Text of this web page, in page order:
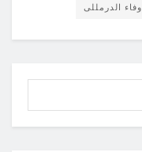
وفاء الدرمللى